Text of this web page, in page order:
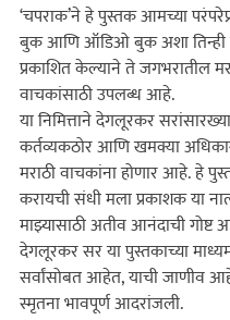
‘चपराक‌’ने हे पुस्तक आमच्या परंपरेप्रमाणे प्रिंट, इ-
बुक आणि ऑडिओ बुक अशा तिन्ही
प्रकाशित केल्याने ते जगभरातील
वाचकांसाठी उपलब्ध आहे.
या निमित्ताने देगलूरकर
कर्तव्यकठोर आणि खमक्या
मराठी वाचकांना होणार आहे. हे
करायची संधी मला प्रकाशक या
माझ्यासाठी अतीव आनंदाची गोष्ट
देगलूरकर सर या पुस्तकाच्या
सर्वांसोबत आहेत, याची जाणीव
स्मृतना भावपूर्ण आदरांजली.